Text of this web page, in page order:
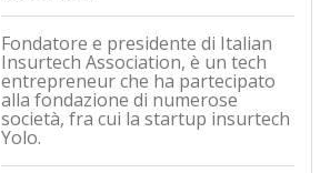
Fondatore e presidente di Italian
Insurtech Association, è un tech
entrepreneur che ha partecipato
alla fondazione di numerose
società, fra cui la startup insurtech
Yolo.